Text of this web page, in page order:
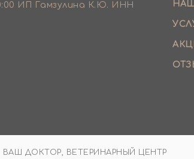
ИП Гамзулина К.Ю. ИНН
- ВАШ ДОКТОР, ВЕТЕРИНАРНЫЙ ЦЕНТР